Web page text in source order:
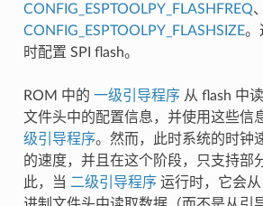
CONFIG_ESPTOOLPY_FLASHFREQ
CONFIG_ESPTOOLPY_FLASHSIZE。
时配置 SPI flash。
ROM 中的 一级引导程序 从 flash 中
文件头中的配置信息，并使用这些信
级引导程序。然而，此时系统的时钟
的速度，并且在这个阶段，只支持部
此，当 二级引导程序 运行时，它会